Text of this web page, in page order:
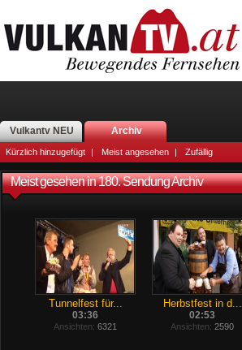
Vulkantv NEU Archiv
Kürzlich hinzugefügt | Meist angesehen | Zufällig
Meist gesehen in 180. Sendung Archiv
Tunnelfest für...
03:36
Ansichten: 6321
Herbstfest in d...
02:53
Ansichten: 2590